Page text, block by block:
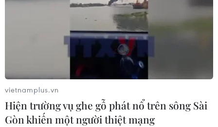
#Cộng đồng kinh tế ASEAN
#Ban Thư ký ASEAN
#Đầu tư nước ngoài
#Tăng trưởng FDI
vietnamplus.vn
Hiện trường vụ ghe gỗ phát nổ trên sông Sài
Gòn khiến một người thiệt mạng